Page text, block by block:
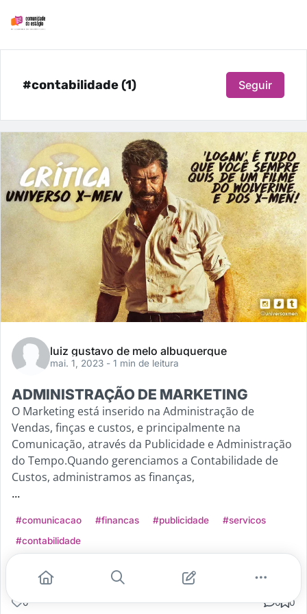
#contabilidade (1) Seguir
luiz gustavo de melo albuquerque
mai. 1, 2023 - 1 min de leitura
ADMINISTRAÇÃO DE MARKETING
O Marketing está inserido na Administração de
Vendas, finças e custos, e principalmente na
Comunicação, através da Publicidade e Administração
do Tempo.Quando gerenciamos a Contabilidade de
Custos, administramos as finanças,
...
#comunicacao #financas #publicidade
#servicos
#contabilidade
Leia mais
0 0 0